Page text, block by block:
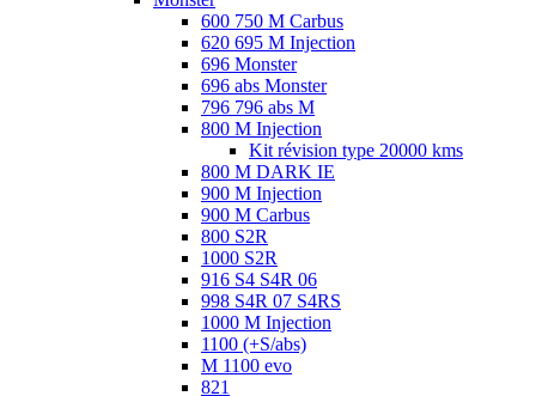
600 750 M Carbus
620 695 M Injection
696 Monster
696 abs Monster
796 796 abs M
800 M Injection
Kit révision type 20000 kms
800 M DARK IE
900 M Injection
900 M Carbus
800 S2R
1000 S2R
916 S4 S4R 06
998 S4R 07 S4RS
1000 M Injection
1100 (+S/abs)
M 1100 evo
821